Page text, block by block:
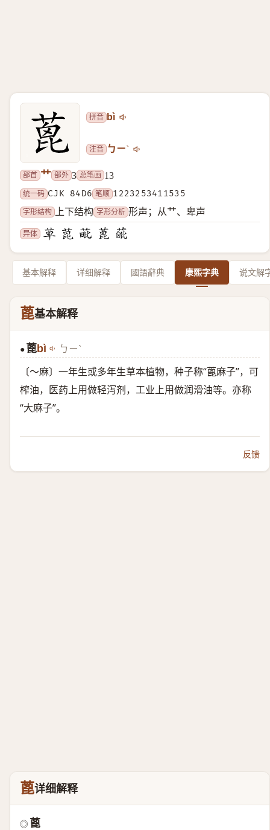
拼音 bì
注音 ㄅㄧˋ
部首 艹 部外 3 总笔画 13
统一码 CJK 84D6 笔顺 1223253411535
字形结构
上下结构 字形分析 形声；从艹、卑声
异体
基本解释 详细解释 國語辭典 康熙字典 说文解
蓖基本解释
● 蓖bì ㄅㄧˋ
〔～麻〕一年生或多年生草本植物，种子称“蓖麻子”，可
榨油，医药上用做轻泻剂，工业上用做润滑油等。亦称
“大麻子”。
反馈
蓖详细解释
◎ 蓖